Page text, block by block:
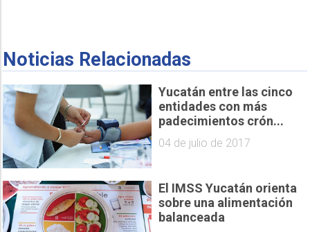
Noticias Relacionadas
Yucatán entre las cinco
entidades con más
padecimientos crón...
04 de julio de 2017
El IMSS Yucatán orienta
sobre una alimentación
balanceada